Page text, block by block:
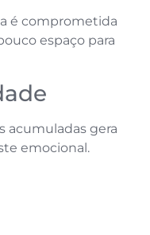
é comprometida
espaço para
acumuladas gera
emocional.